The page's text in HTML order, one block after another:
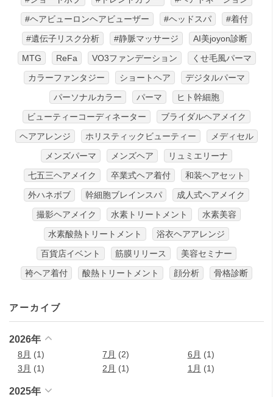
#ヘアビューロンヘアビューザー
#ヘッドスパ
#着付
#遺伝子リスク分析
#静脈マッサージ
AI美joyon診断
MTG
ReFa VO3ファンデーション
くせ毛風パーマ
カラーファンタジー
ショートヘア
デジタルパーマ
パーソナルカラー
パーマ
ヒト幹細胞
ビューティーコーディネーター
ブライダルヘアメイク
ヘアアレンジ
ホリスティックビューティー
メディセル
メンズパーマ
メンズヘア
リュミエリーナ
七五三ヘアメイク
卒業式ヘア着付
和装ヘアセット
外ハネボブ
幹細胞ブレインスパ
成人式ヘアメイク
撮影ヘアメイク
水素トリートメント
水素美容
水素酸熱トリートメント
浴衣ヘアアレンジ
百貨店イベント
筋膜リリース
美容セミナー
袴ヘア着付
酸熱トリートメント 顔分析 骨格診断
アーカイブ
2026年
8月 (1) 7月 (2) 6月 (1)
3月 (1) 2月 (1) 1月 (1)
2025年